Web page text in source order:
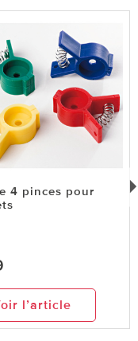
4 pinces pour
l’article